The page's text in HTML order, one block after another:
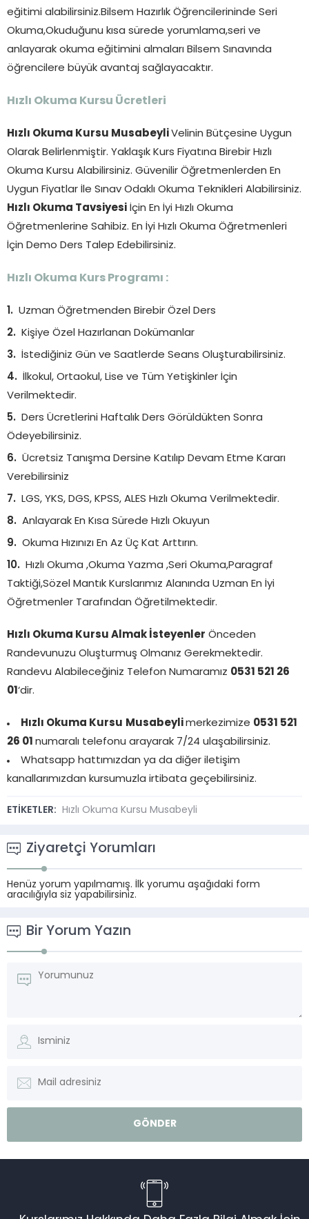
eğitimi alabilirsiniz.Bilsem Hazırlık Öğrencilerininde Seri
Okuma,Okuduğunu kısa sürede yorumlama,seri ve
anlayarak okuma eğitimini almaları Bilsem Sınavında
öğrencilere büyük avantaj sağlayacaktır.
Hızlı Okuma Kursu Ücretleri
Hızlı Okuma Kursu Musabeyli Velinin Bütçesine Uygun
Olarak Belirlenmiştir. Yaklaşık Kurs Fiyatına Birebir Hızlı
Okuma Kursu Alabilirsiniz. Güvenilir Öğretmenlerden En
Uygun Fiyatlar İle Sınav Odaklı Okuma Teknikleri Alabilirsiniz.
Hızlı Okuma Tavsiyesi
İçin En İyi Hızlı Okuma
Öğretmenlerine Sahibiz. En İyi Hızlı Okuma Öğretmenleri
İçin Demo Ders Talep Edebilirsiniz.
Hızlı Okuma Kurs Programı :
Uzman Öğretmenden Birebir Özel Ders
Kişiye Özel Hazırlanan Dokümanlar
İstediğiniz Gün ve Saatlerde Seans Oluşturabilirsiniz.
İlkokul, Ortaokul, Lise ve Tüm Yetişkinler İçin
Verilmektedir.
Ders Ücretlerini Haftalık Ders Görüldükten Sonra
Ödeyebilirsiniz.
Ücretsiz Tanışma Dersine Katılıp Devam Etme Kararı
Verebilirsiniz
LGS, YKS, DGS, KPSS, ALES Hızlı Okuma Verilmektedir.
Anlayarak En Kısa Sürede Hızlı Okuyun
Okuma Hızınızı En Az Üç Kat Arttırın.
Hızlı Okuma ,Okuma Yazma ,Seri Okuma,Paragraf
Taktiği,Sözel Mantık Kurslarımız Alanında Uzman En İyi
Öğretmenler Tarafından Öğretilmektedir.
Hızlı Okuma Kursu Almak İsteyenler Önceden
Randevunuzu Oluşturmuş Olmanız Gerekmektedir.
Randevu Alabileceğiniz Telefon Numaramız 0531 521 26
01 ‘dir.
Hızlı Okuma Kursu Musabeyli merkezimize 0531 521
26 01 numaralı telefonu arayarak 7/24 ulaşabilirsiniz.
Whatsapp hattımızdan ya da diğer iletişim
kanallarımızdan kursumuzla irtibata geçebilirsiniz.
ETİKETLER: Hızlı Okuma Kursu Musabeyli
Ziyaretçi Yorumları
Henüz yorum yapılmamış. İlk yorumu aşağıdaki form
aracılığıyla siz yapabilirsiniz.
Bir Yorum Yazın